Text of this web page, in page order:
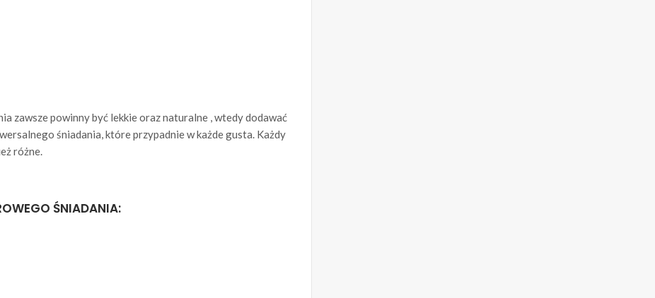
zawsze powinny być lekkie oraz naturalne , wtedy dodawać
śniadania, które przypadnie w każde gusta. Każdy
różne.
ŚNIADANIA: